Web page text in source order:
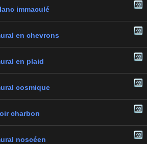
immaculé
en chevrons
en plaid
cosmique
charbon
noscéen